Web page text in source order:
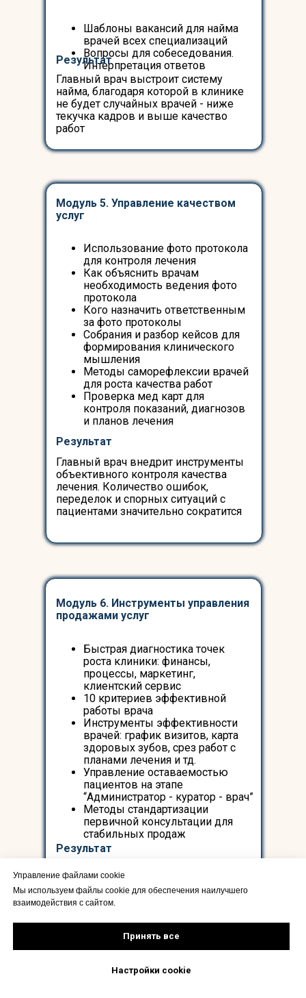
Шаблоны вакансий для найма
врачей всех специализаций
Вопросы для собеседования.
Интерпретация ответов
Результат
Главный врач выстроит систему
найма, благодаря которой в клинике
не будет случайных врачей - ниже
текучка кадров и выше качество
работ
Модуль 5. Управление качеством
услуг
Использование фото протокола
для контроля лечения
Как объяснить врачам
необходимость ведения фото
протокола
Кого назначить ответственным
за фото протоколы
Собрания и разбор кейсов для
формирования клинического
мышления
Методы саморефлексии врачей
для роста качества работ
Проверка мед карт для
контроля показаний, диагнозов
и планов лечения
Результат
Главный врач внедрит инструменты
объективного контроля качества
лечения. Количество ошибок,
переделок и спорных ситуаций с
пациентами значительно сократится
Модуль 6. Инструменты управления
продажами услуг
Быстрая диагностика точек
роста клиники: финансы,
процессы, маркетинг,
клиентский сервис
10 критериев эффективной
работы врача
Инструменты эффективности
врачей: график визитов, карта
здоровых зубов, срез работ с
планами лечения и тд.
Управление оставаемостью
пациентов на этапе
“Администратор - куратор - врач”
Методы стандартизации
первичной консультации для
стабильных продаж
Результат
Главный врач выявит слабые места
в работе врачей и сервисного
персонала. Внедрит инструменты
управления: загрузкой, первичной
консультацией. Исправит процессы
снижающие оставаемость и
монетизацию пациентов.
Управление файлами cookie
Мы используем файлы cookie для обеспечения наилучшего
взаимодействия с сайтом.
Принять все
Настройки сookie